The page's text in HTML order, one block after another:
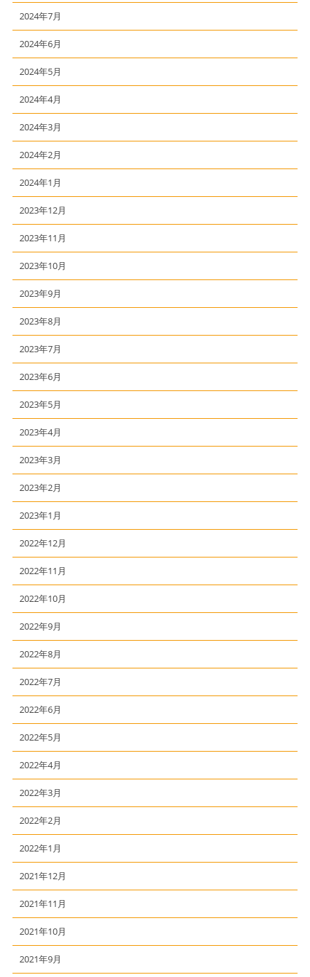
2024年7月
2024年6月
2024年5月
2024年4月
2024年3月
2024年2月
2024年1月
2023年12月
2023年11月
2023年10月
2023年9月
2023年8月
2023年7月
2023年6月
2023年5月
2023年4月
2023年3月
2023年2月
2023年1月
2022年12月
2022年11月
2022年10月
2022年9月
2022年8月
2022年7月
2022年6月
2022年5月
2022年4月
2022年3月
2022年2月
2022年1月
2021年12月
2021年11月
2021年10月
2021年9月